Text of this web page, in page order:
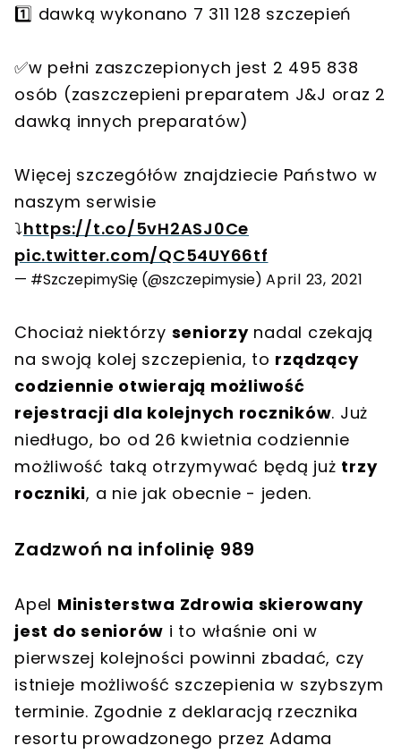
1️⃣ dawką wykonano 7 311 128 szczepień
✅w pełni zaszczepionych jest 2 495 838
osób (zaszczepieni preparatem J&J oraz 2
dawką innych preparatów)
Więcej szczegółów znajdziecie Państwo w
naszym serwisie
⤵️https://t.co/5vH2ASJ0Ce
pic.twitter.com/QC54UY66tf
— #SzczepimySię (@szczepimysie) April 23, 2021
Chociaż niektórzy seniorzynadal czekają
na swoją kolej szczepienia, to rządzący
codziennie otwierają możliwość
rejestracji dla kolejnych roczników. Już
niedługo, bo od 26 kwietnia codziennie
możliwość taką otrzymywać będą już trzy
roczniki, a nie jak obecnie - jeden.
Zadzwoń na infolinię 989
Apel Ministerstwa Zdrowia skierowany
jest do seniorów i to właśnie oni w
pierwszej kolejności powinni zbadać, czy
istnieje możliwość szczepienia w szybszym
terminie. Zgodnie z deklaracją rzecznika
resortu prowadzonego przez Adama